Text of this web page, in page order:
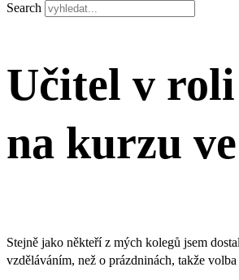
Search
Učitel v
na kurzu
Stejně jako někteří z mých kolegů jsem
vzděláváním, než o prázdninách, takže